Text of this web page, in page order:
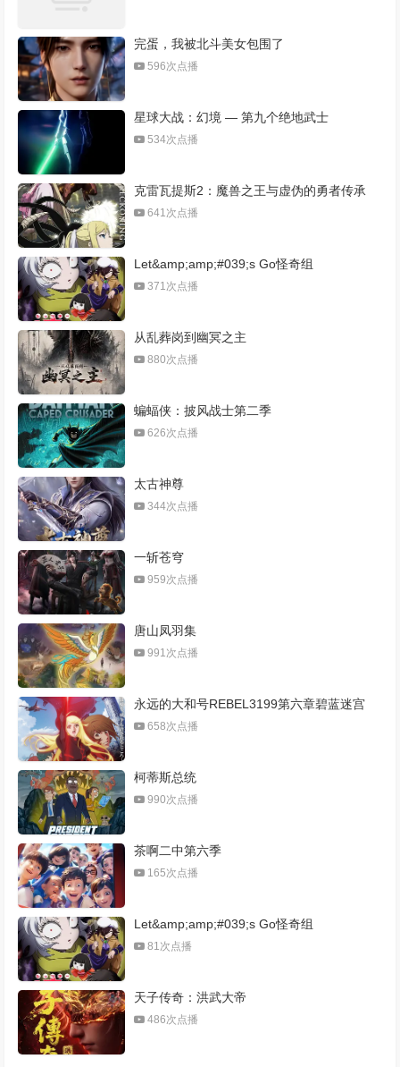
完蛋，我被北斗美女包围了
596次点播
星球大战：幻境 — 第九个绝地武士
534次点播
克雷瓦提斯2：魔兽之王与虚伪的勇者传承
641次点播
Let&amp;amp;#039;s Go怪奇组
371次点播
从乱葬岗到幽冥之主
880次点播
蝙蝠侠：披风战士第二季
626次点播
太古神尊
344次点播
一斩苍穹
959次点播
唐山凤羽集
991次点播
永远的大和号REBEL3199第六章碧蓝迷宫
658次点播
柯蒂斯总统
990次点播
茶啊二中第六季
165次点播
Let&amp;amp;#039;s Go怪奇组
81次点播
天子传奇：洪武大帝
486次点播